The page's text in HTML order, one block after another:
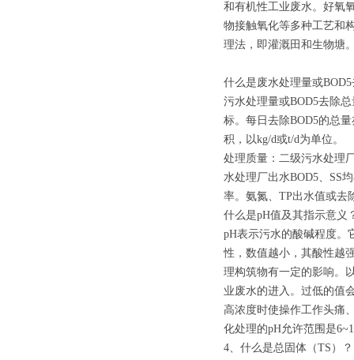
和有机性工业废水。好氧
物接触氧化等多种工艺和
理法，即灌溉田和生物塘
什么是废水处理量或
污水处理量或BOD5去除
标。每日去除BOD5的总
积，以kg/d或t/d为单位。
处理质量：二级污水处理
水处理厂出水BOD5、SS
率。氨氮、TP出水值或去
什么是pH值及其指示意义
pH表示污水的酸碱程度。
性，数值越小，其酸性越
理构筑物有一定的影响。
业废水的进入。过低的值
高浓度时使操作工作头痛
化处理的pH允许范围是
4、什么是总固体（TS）？